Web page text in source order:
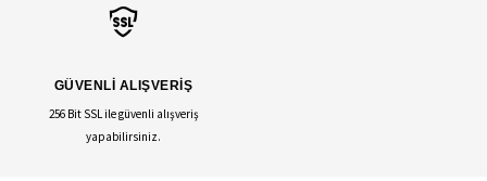
GÜVENLİ ALIŞVERİŞ
256 Bit SSL ile güvenli alışveriş
yapabilirsiniz.